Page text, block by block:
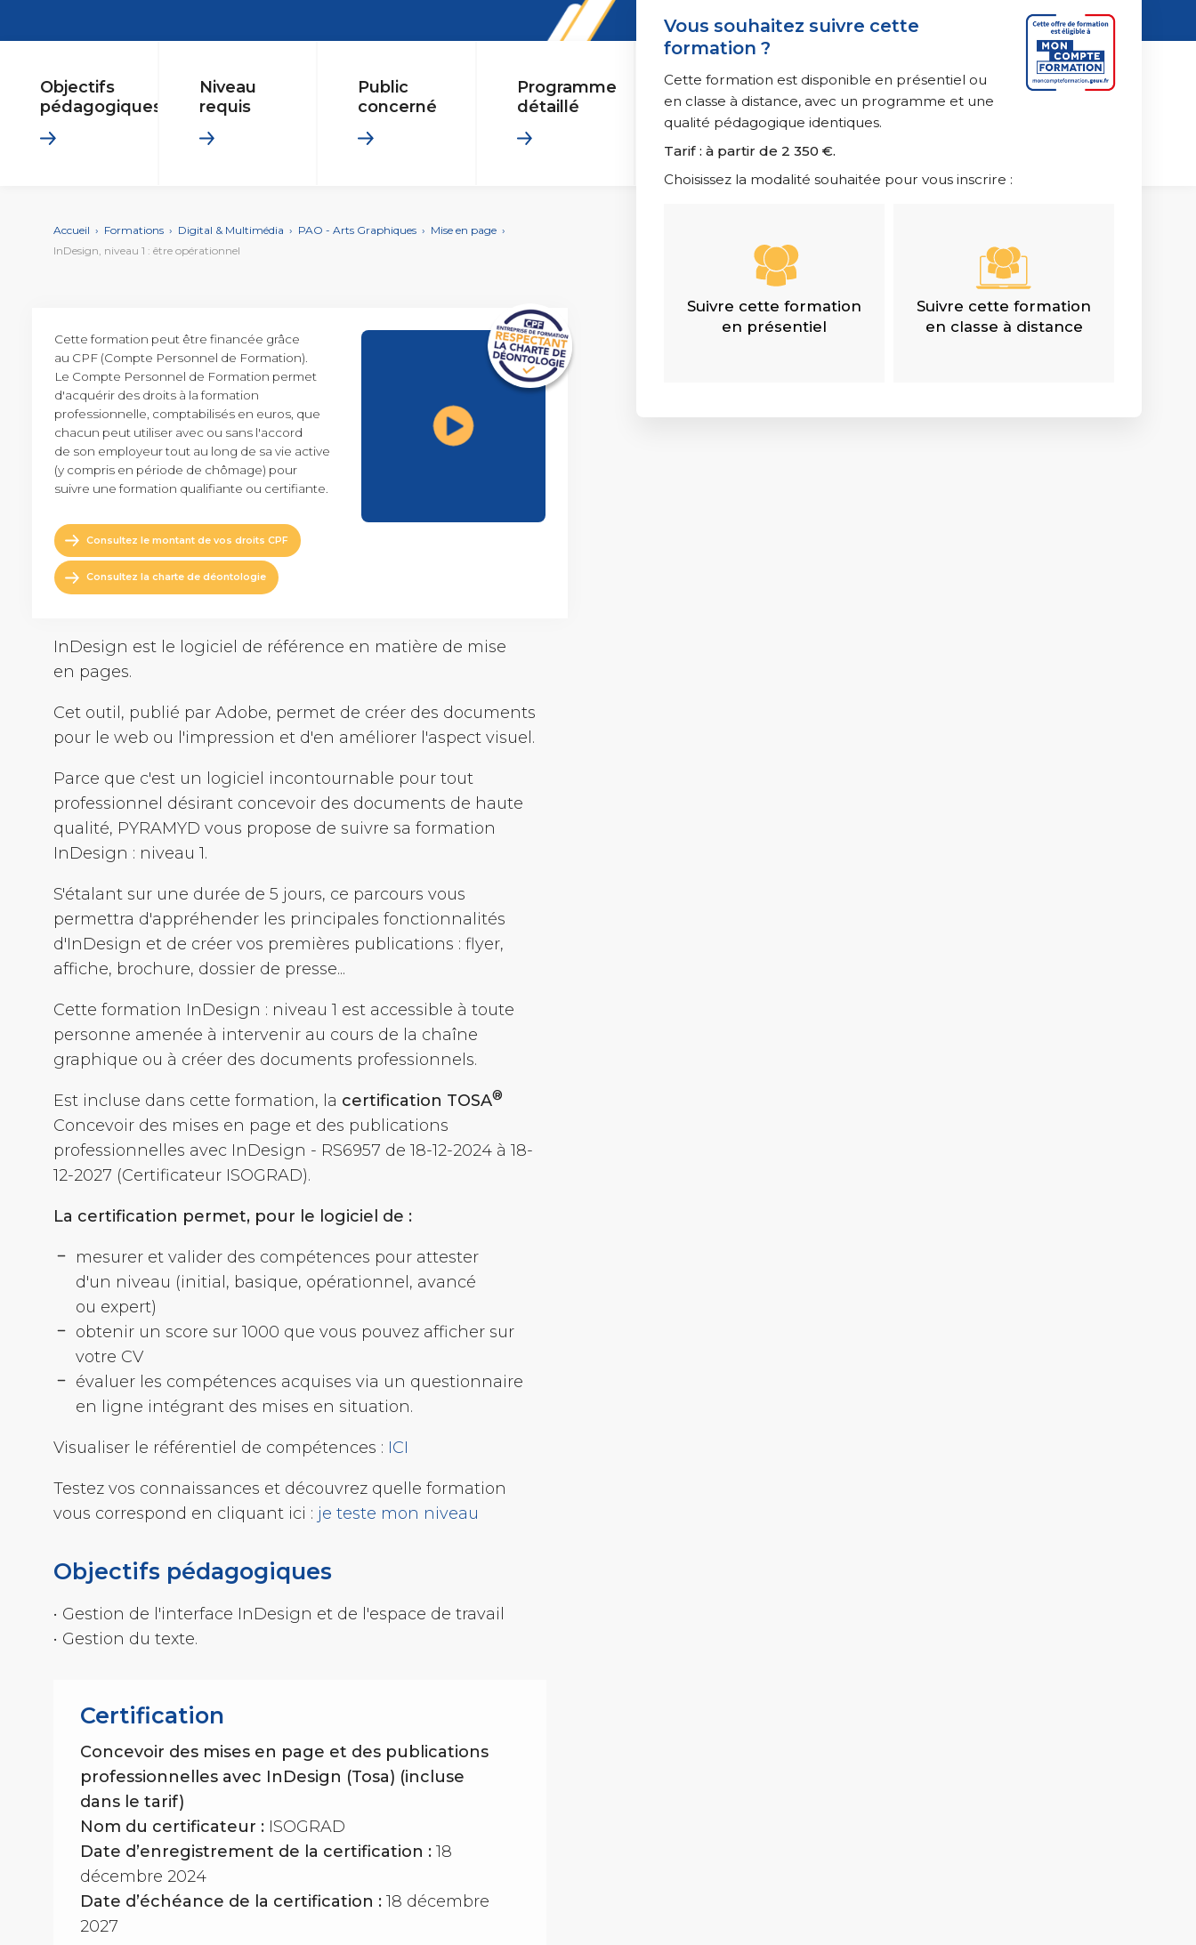
Créer ou refondre un site Web : améliorez vos performances
Vidéo et Son
3D et animation
Les essentiels de la création digitale
Management relationnel et collaboratif
COMPÉTENCES
MÉTIER
Gestion de projets
Performance commerciale
Achats
AUTRE
Objectifs
pédagogiques
Niveau
requis
Public
concerné
Programme
détaillé
Accueil › Formations › Digital & Multimédia › PAO - Arts Graphiques › Mise en page ›
InDesign, niveau 1 : être opérationnel
Vidéo de présentation
Cette formation peut être financée grâce
au CPF (Compte Personnel de Formation).
Le Compte Personnel de Formation permet
d'acquérir des droits à la formation
professionnelle, comptabilisés en euros, que
chacun peut utiliser avec ou sans l'accord
de son employeur tout au long de sa vie active
(y compris en période de chômage) pour
suivre une formation qualifiante ou certifiante.
Consultez le montant de vos droits CPF
Consultez la charte de déontologie
InDesign est le logiciel de référence en matière de mise
en pages.
Cet outil, publié par Adobe, permet de créer des documents
pour le web ou l'impression et d'en améliorer l'aspect visuel.
Parce que c'est un logiciel incontournable pour tout
professionnel désirant concevoir des documents de haute
qualité, PYRAMYD vous propose de suivre sa formation
InDesign : niveau 1.
S'étalant sur une durée de 5 jours, ce parcours vous
permettra d'appréhender les principales fonctionnalités
d'InDesign et de créer vos premières publications : flyer,
affiche, brochure, dossier de presse...
Cette formation InDesign : niveau 1 est accessible à toute
personne amenée à intervenir au cours de la chaîne
graphique ou à créer des documents professionnels.
Est incluse dans cette formation, la certification TOSA®
Concevoir des mises en page et des publications
professionnelles avec InDesign - RS6957 de 18-12-2024 à 18-
12-2027 (Certificateur ISOGRAD).
La certification permet, pour le logiciel de :
mesurer et valider des compétences pour attester
d'un niveau (initial, basique, opérationnel, avancé
ou expert)
obtenir un score sur 1000 que vous pouvez afficher sur
votre CV
évaluer les compétences acquises via un questionnaire
en ligne intégrant des mises en situation.
Visualiser le référentiel de compétences : ICI
Testez vos connaissances et découvrez quelle formation
vous correspond en cliquant ici : je teste mon niveau
Objectifs pédagogiques
• Gestion de l'interface InDesign et de l'espace de travail
• Gestion du texte.
Certification
Concevoir des mises en page et des publications
professionnelles avec InDesign (Tosa) (incluse
dans le tarif)
Nom du certificateur : ISOGRAD
Date d’enregistrement de la certification : 18
décembre 2024
Date d’échéance de la certification : 18 décembre
2027
Vous souhaitez suivre cette
formation ?
Cette formation est disponible en présentiel ou
en classe à distance, avec un programme et une
qualité pédagogique identiques.
Tarif : à partir de 2 350 €.
Choisissez la modalité souhaitée pour vous inscrire :
Suivre cette formation
en présentiel
Suivre cette formation
en classe à distance